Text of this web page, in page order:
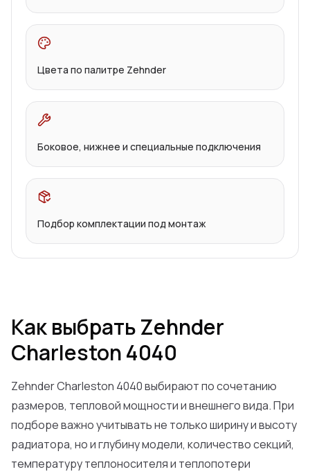
Цвета по палитре Zehnder
Боковое, нижнее и специальные подключения
Подбор комплектации под монтаж
Как выбрать Zehnder
Charleston 4040
Zehnder Charleston 4040 выбирают по сочетанию
размеров, тепловой мощности и внешнего вида. При
подборе важно учитывать не только ширину и высоту
радиатора, но и глубину модели, количество секций,
температуру теплоносителя и теплопотери